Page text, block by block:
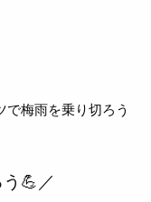
で梅雨を乗り切ろう
💪／